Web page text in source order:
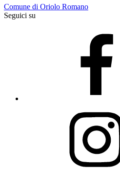
Comune di Oriolo Romano
Seguici su